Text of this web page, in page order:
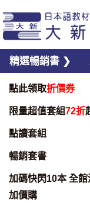
精選暢銷書 ❯
點此領取折價券
限量超值套組72折
點讀套組
暢銷套書
加碼快閃10本 全
加價購